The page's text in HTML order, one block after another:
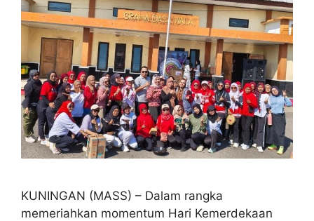
KUNINGAN (MASS) – Dalam rangka
memeriahkan momentum Hari Kemerdekaan